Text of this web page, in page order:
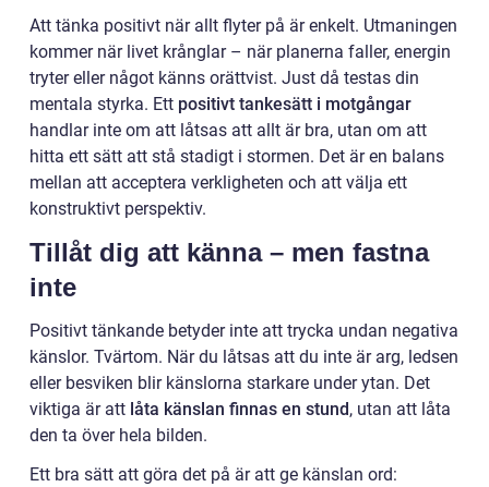
Att tänka positivt när allt flyter på är enkelt. Utmaningen
kommer när livet krånglar – när planerna faller, energin
tryter eller något känns orättvist. Just då testas din
mentala styrka. Ett positivt tankesätt i motgångar
handlar inte om att låtsas att allt är bra, utan om att
hitta ett sätt att stå stadigt i stormen. Det är en balans
mellan att acceptera verkligheten och att välja ett
konstruktivt perspektiv.
Tillåt dig att känna – men fastna
inte
Positivt tänkande betyder inte att trycka undan negativa
känslor. Tvärtom. När du låtsas att du inte är arg, ledsen
eller besviken blir känslorna starkare under ytan. Det
viktiga är att låta känslan finnas en stund, utan att låta
den ta över hela bilden.
Ett bra sätt att göra det på är att ge känslan ord: